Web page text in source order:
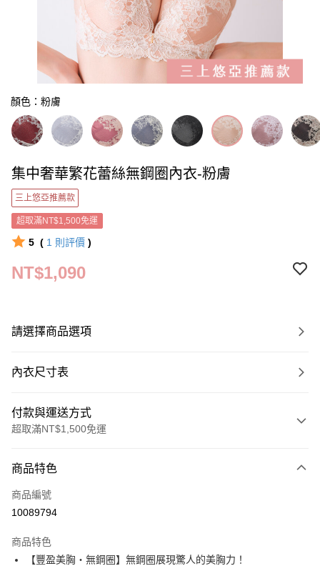
顏色：粉膚
集中奢華繁花蕾絲無鋼圈內衣-粉膚
三上悠亞推薦款
超取滿NT$1,500免運
5 ( 1 則評價 )
NT$1,090
請選擇商品選項
內衣尺寸表
付款與運送方式
超取滿NT$1,500免運
信用卡一次付款
超商取貨付款
Apple Pay
商品特色
商品編號
10089794
商品特色
【豐盈美胸・無鋼圈】無鋼圈展現驚人的美胸力！